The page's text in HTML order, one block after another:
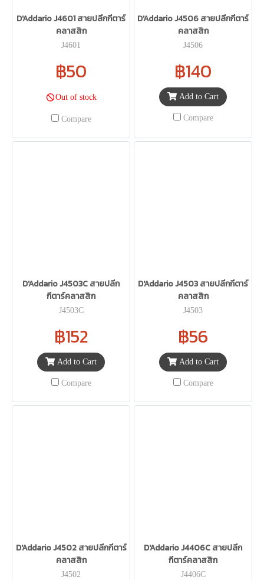
D'Addario J4601 สายปลีกกีตาร์
คลาสสิก
J4601
฿50
Out of stock
Compare
D'Addario J4506 สายปลีกกีตาร์
คลาสสิก
J4506
฿140
Add to Cart
Compare
D'Addario J4503C สายปลีก
กีตาร์คลาสสิก
J4503C
฿152
Add to Cart
Compare
D'Addario J4503 สายปลีกกีตาร์
คลาสสิก
J4503
฿56
Add to Cart
Compare
D'Addario J4502 สายปลีกกีตาร์
คลาสสิก
J4502
D'Addario J4406C สายปลีก
กีตาร์คลาสสิก
J4406C